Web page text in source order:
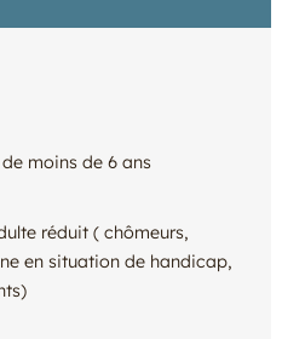
moins de 6 ans
réduit ( chômeurs,
en situation de handicap,